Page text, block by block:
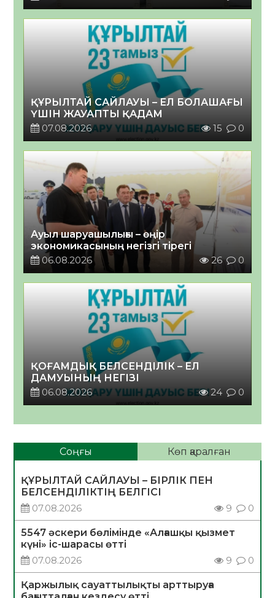
ҚҰРЫЛТАЙ САЙЛАУЫ – ЕЛ БОЛАШАҒЫ
ҮШІН ЖАУАПТЫ ҚАДАМ
07.08.2026
15 0
Ауыл шаруашылығы – өңір
экономикасының негізгі тірегі
06.08.2026
26 0
ҚОҒАМДЫҚ БЕЛСЕНДІЛІК – ЕЛ
ДАМУЫНЫҢ НЕГІЗІ
06.08.2026
24 0
Соңғы Көп қаралған
ҚҰРЫЛТАЙ САЙЛАУЫ – БІРЛІК ПЕН
БЕЛСЕНДІЛІКТІҢ БЕЛГІСІ
07.08.2026
9 0
5547 әскери бөлімінде «Алғашқы қызмет
күні» іс-шарасы өтті
07.08.2026
9 0
Қаржылық сауаттылықты арттыруға